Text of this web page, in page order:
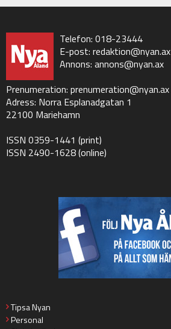
Telefon: 018-23444
E-post: redaktion@nyan.ax
Annons: annons@nyan.ax
Prenumeration: prenumeration@nyan.ax
Adress: Norra Esplanadgatan 1
22100 Mariehamn
ISSN 0359-1441 (print)
ISSN 2490-1628 (online)
Tipsa Nyan
Personal